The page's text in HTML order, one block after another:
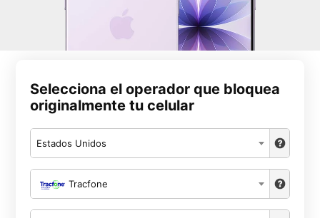
Selecciona el operador que bloquea
originalmente tu celular
Estados Unidos
Tracfone